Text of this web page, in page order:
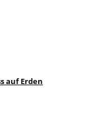
auf Erden